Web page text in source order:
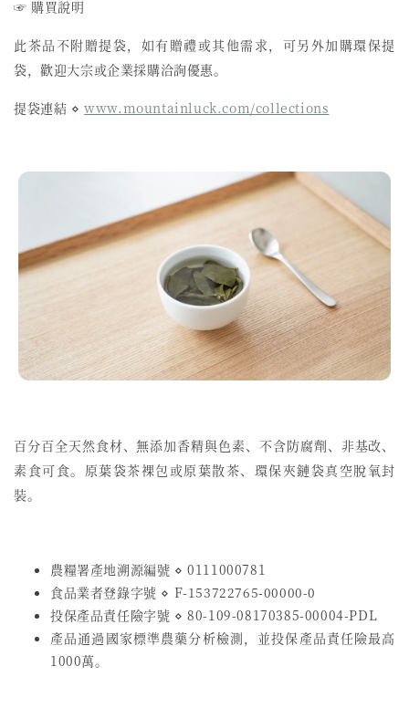
☞ 購買說明
此茶品不附贈提袋，如有贈禮或其他需求，可另外加購環保提
袋，歡迎大宗或企業採購洽詢優惠。
提袋連結 ⋄www.mountainluck.com/collections
百分百全天然食材、無添加香精與色素、不含防腐劑、非基改、
素食可食。原葉袋茶裸包或原葉散茶、環保夾鏈袋真空脫氧封
裝。
農糧署產地溯源編號 ⋄ 0111000781
食品業者登錄字號 ⋄ F-153722765-00000-0
投保產品責任險字號 ⋄80-109-08170385-00004-PDL
產品通過國家標準農藥分析檢測，並投保產品責任險最高
1000萬。